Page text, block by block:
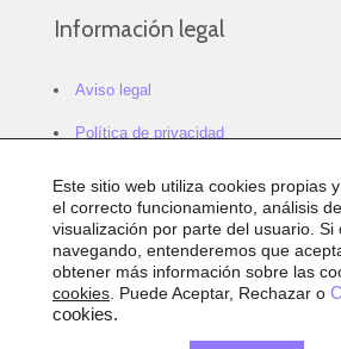
Información legal
Aviso legal
Política de privacidad
Política de cookies
Configurar cookies
Sitemap
Accesibilidad
Este sitio web utiliza cookies propias
el correcto funcionamiento, análisis
visualización por parte del usuario. Si
navegando, entenderemos que
obtener más información sobre las
cookies . Puede Aceptar, Rechazar o
cookies.